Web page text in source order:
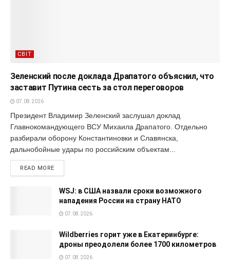
СВІТ
Зеленский после доклада Драпатого объяснил, что
заставит Путина сесть за стол переговоров
07.08.2026
Президент Владимир Зеленский заслушал доклад
Главнокомандующего ВСУ Михаила Драпатого. Отдельно
разбирали оборону Константиновки и Славянска,
дальнобойные удары по российским объектам...
READ MORE
WSJ: в США назвали сроки возможного
нападения России на страну НАТО
07.08.2026
Wildberries горит уже в Екатеринбурге:
дроны преодолели более 1700 километров
07.08.2026